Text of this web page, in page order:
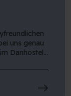
uns genau
Danhostel
die auf
sind